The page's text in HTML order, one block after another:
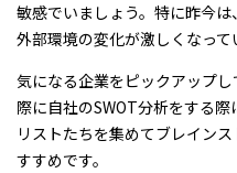
敏感でいましょう。特に昨今
外部環境の変化が激しくなって
気になる企業をピックアップ
際に自社のSWOT分析をする
リストたちを集めてブレイン
すすめです。